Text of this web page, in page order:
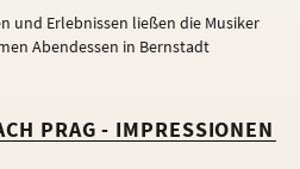
und Erlebnissen ließen die Musiker
Abendessen in Bernstadt
PRAG - IMPRESSIONEN